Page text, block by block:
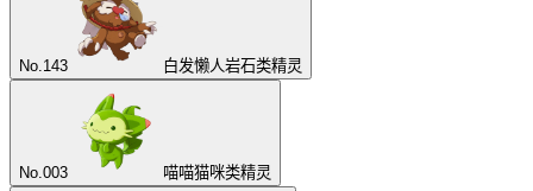
No. 143 白发懒人岩石类精灵
No. 003 喵喵猫咪类精灵